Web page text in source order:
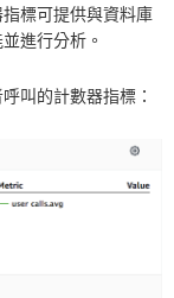
標可提供與資料庫
進行分析。
叫的計數器指標：